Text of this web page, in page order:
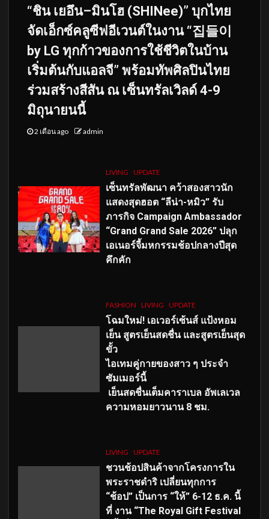
“ชิน เยอึน–มินโฮ (SHINee)” บุกไทย
จัดเอ็กซ์คลูซีฟอีเวนต์ในงาน “집들이
by LG ทุกก้าวของการใช้ชีวิตในบ้าน
เริ่มต้นกับแอลจี” พร้อมทัพศิลปินไทย
ร่วมสร้างสีสัน ณ เซ็นทรัลเวิลด์ 4-9
มิถุนายนนี้
2 เดือน ago admin
LIVING UPDATE
เซ็นทรัลพัฒนา คว้าสองสาวนัก
แสดงสุดฮอต “ลีน่า-หมิว” รับ
ภารกิจ Campaign Ambassador
“Grand Grand Sale 2026” ปลุก
เอเนอร์จี้มหกรรมช้อปกลางปีสุด
คึกคัก
FASHION LIVING UPDATE
โฉมใหม่! เอเวอร์เซ้นส์ แป้งหอม
เย็น สูตรเย็นสดชื่น และสูตรเย็นสุด
ขั้ว
ไอเทมคู่กายของสาว ๆ ประจำ
ซัมเมอร์นี้
เย็นสดชื่นเต็มคาราเบล อัพเลเวล
ความหอมยาวนาน 8 ชม.
LIVING UPDATE
ชวนช้อปสินค้าจากโครงการใน
พระราชดำริ เปลี่ยนทุกการ
“ช้อป” เป็นการ “ให้” 6-12 ธ.ค. นี้
ที่ งาน “The Royal Gift Festival